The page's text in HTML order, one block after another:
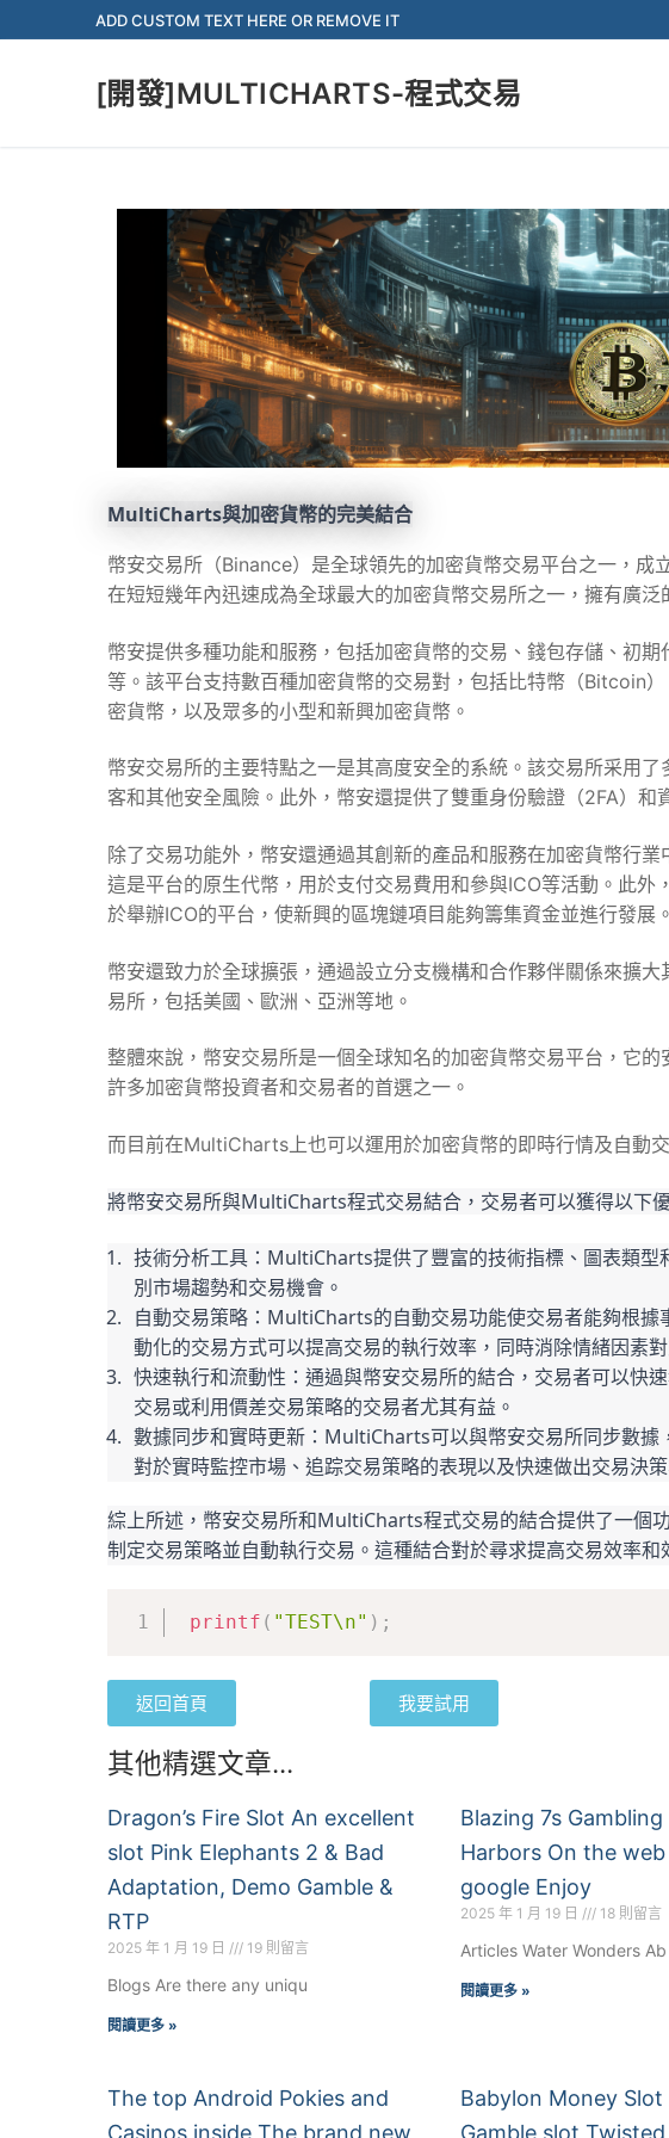
ADD CUSTOM TEXT HERE OR REMOVE IT
[開發]MULTICHARTS-程式交易
MultiCharts與加密貨幣的完美結合
幣安交易所（Binance）是全球領先的加密貨幣交易平台之一，
在短短幾年內迅速成為全球最大的加密貨幣交易所之一，擁有廣泛
幣安提供多種功能和服務，包括加密貨幣的交易、錢包存儲、初
等。該平台支持數百種加密貨幣的交易對，包括比特幣（Bitcoin
密貨幣，以及眾多的小型和新興加密貨幣。
幣安交易所的主要特點之一是其高度安全的系統。該交易所采用
客和其他安全風險。此外，幣安還提供了雙重身份驗證（2FA）和
除了交易功能外，幣安還通過其創新的產品和服務在加密貨幣行
這是平台的原生代幣，用於支付交易費用和參與ICO等活動。此
於舉辦ICO的平台，使新興的區塊鏈項目能夠籌集資金並進行發展。
幣安還致力於全球擴張，通過設立分支機構和合作夥伴關係來擴
易所，包括美國、歐洲、亞洲等地。
整體來說，幣安交易所是一個全球知名的加密貨幣交易平台，它
許多加密貨幣投資者和交易者的首選之一。
而目前在MultiCharts上也可以運用於加密貨幣的即時行情及自動交
將幣安交易所與MultiCharts程式交易結合，交易者可以獲得以下優
技術分析工具：MultiCharts提供了豐富的技術指標、圖表類
別市場趨勢和交易機會。
自動交易策略：MultiCharts的自動交易功能使交易者能夠根
動化的交易方式可以提高交易的執行效率，同時消除情緒因素
快速執行和流動性：通過與幣安交易所的結合，交易者可以快
交易或利用價差交易策略的交易者尤其有益。
數據同步和實時更新：MultiCharts可以與幣安交易所同步數
對於實時監控市場、追踪交易策略的表現以及快速做出交易決
綜上所述，幣安交易所和MultiCharts程式交易的結合提供了一個
制定交易策略並自動執行交易。這種結合對於尋求提高交易效率
printf ( "TEST\n" ) ;
返回首頁 我要試用
其他精選文章...
Dragon’s Fire Slot An excellent
slot Pink Elephants 2 & Bad
Adaptation, Demo Gamble &
RTP
2025 年 1 月 19 日 19 則留言
Blogs Are there any uniqu
閱讀更多 »
Blazing 7s
Harbors On the
google Enjoy
2025 年 1 月 19 日 18 則留言
Articles Water Wonders Ab
閱讀更多 »
The top Android Pokies and
Babylon Money Slot